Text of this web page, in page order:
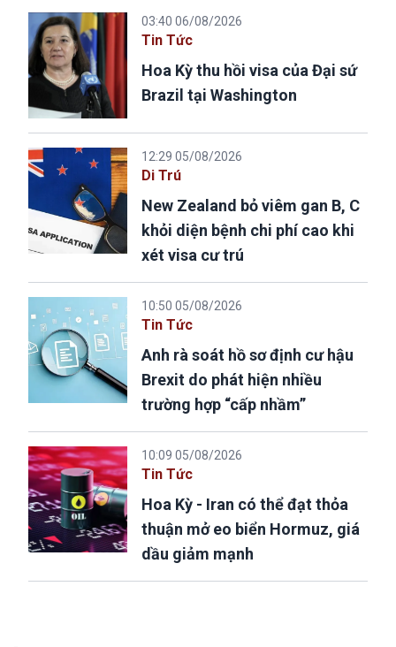
03:40 06/08/2026
Tin Tức
Hoa Kỳ thu hồi visa của Đại sứ
Brazil tại Washington
12:29 05/08/2026
Di Trú
New Zealand bỏ viêm gan B, C
khỏi diện bệnh chi phí cao khi
xét visa cư trú
10:50 05/08/2026
Tin Tức
Anh rà soát hồ sơ định cư hậu
Brexit do phát hiện nhiều
trường hợp “cấp nhầm”
10:09 05/08/2026
Tin Tức
Hoa Kỳ - Iran có thể đạt thỏa
thuận mở eo biển Hormuz, giá
dầu giảm mạnh